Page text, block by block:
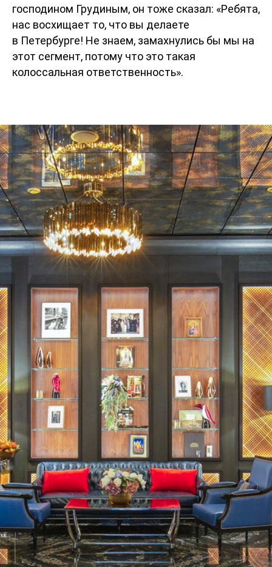
господином Грудиным, он тоже сказал: «Ребята,
нас восхищает то, что вы делаете
в Петербурге! Не знаем, замахнулись бы мы на
этот сегмент, потому что это такая
колоссальная ответственность».